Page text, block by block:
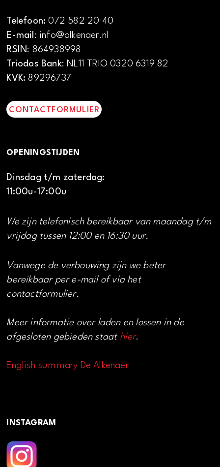
Telefoon:072 582 20 40
E-mail : info@alkenaer.nl
RSIN : 864938998
Triodos Bank: NL11 TRIO 0320 6319 82
KVK: 89296737
CONTACTFORMULIER
OPENINGSTIJDEN
Dinsdag t/m zaterdag:
11:00u-17:00u
We zijn telefonisch bereikbaar van maandag t/m
vrijdag tussen 12:00 en 16:30 uur.
Vanwege de verbouwing zijn we beter
bereikbaar per e-mail of via het
contactformulier.
Meer informatie over laden en lossen in de
afgesloten gebieden staat hier.
English summary De Alkenaer
INSTAGRAM